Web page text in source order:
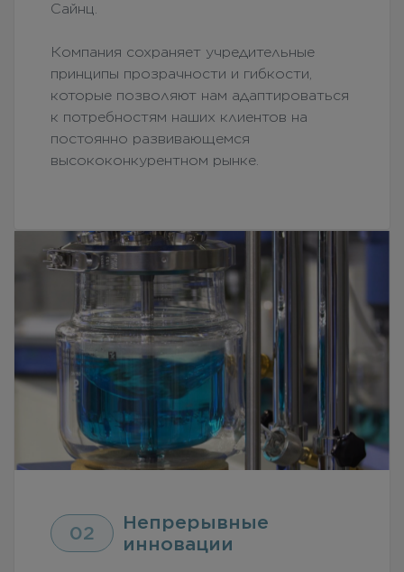
Сайнц.
Компания сохраняет учредительные
принципы прозрачности и гибкости,
которые позволяют нам адаптироваться
к потребностям наших клиентов на
постоянно развивающемся
высококонкурентном рынке.
02
Непрерывные
инновации